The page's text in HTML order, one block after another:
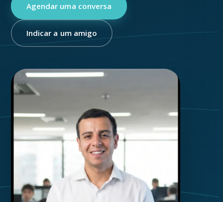
Agendar uma conversa
Indicar a um amigo